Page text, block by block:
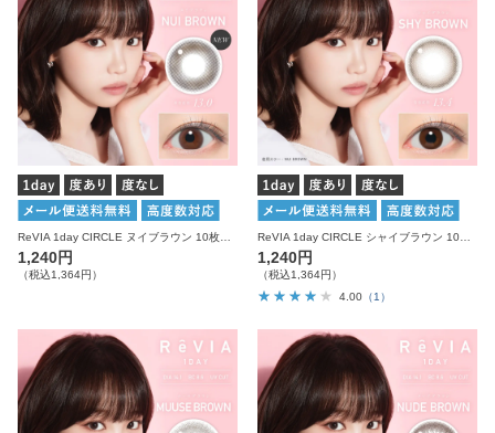
1,240円
（税込1,364円）
1,240円
（税込1,364円）
4.00 （1）